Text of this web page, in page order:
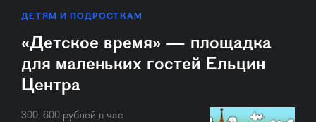
ДЕТЯМ И ПОДРОСТКАМ
«Детское время» — площадка
для маленьких гостей Ельцин
Центра
300, 600 рублей в час